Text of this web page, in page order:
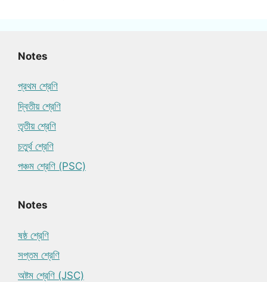
Notes
প্রথম শ্রেণি
দ্বিতীয় শ্রেণি
তৃতীয় শ্রেণি
চতুর্থ শ্রেণি
পঞ্চম শ্রেণি (PSC)
Notes
ষষ্ঠ শ্রেণি
সপ্তম শ্রেণি
অষ্টম শ্রেণি (JSC)